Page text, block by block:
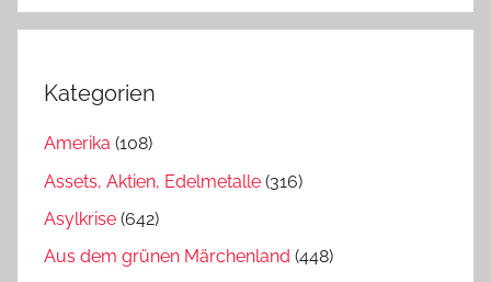
Kategorien
Amerika (108)
Assets, Aktien, Edelmetalle (316)
Asylkrise (642)
Aus dem grünen Märchenland (448)